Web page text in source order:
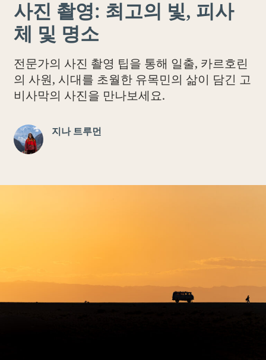
사진 촬영: 최고의 빛, 피사
체 및 명소
전문가의 사진 촬영 팁을 통해 일출, 카르호린
의 사원, 시대를 초월한 유목민의 삶이 담긴 고
비사막의 사진을 만나보세요.
지나 트루먼